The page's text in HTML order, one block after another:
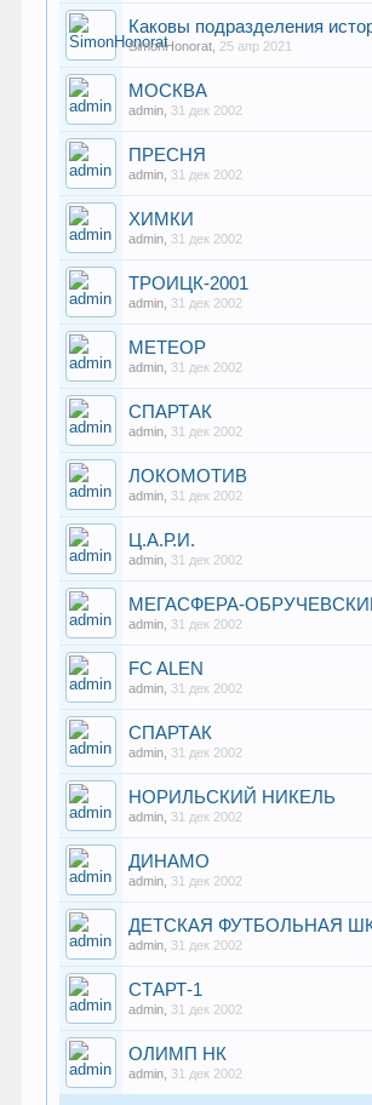
Каковы подразделения
SimonHonorat 25 апр 2021
МОСКВА
admin 31 дек 2002
ПРЕСНЯ
admin 31 дек 2002
ХИМКИ
admin 31 дек 2002
ТРОИЦК-2001
admin 31 дек 2002
МЕТЕОР
admin 31 дек 2002
СПАРТАК
admin 31 дек 2002
ЛОКОМОТИВ
admin 31 дек 2002
Ц.А.Р.И.
admin 31 дек 2002
МЕГАСФЕРА-
admin 31 дек 2002
FC ALEN
admin 31 дек 2002
СПАРТАК
admin 31 дек 2002
НОРИЛЬСКИЙ НИКЕЛЬ
admin 31 дек 2002
ДИНАМО
admin 31 дек 2002
ДЕТСКАЯ ФУТБОЛЬНАЯ
admin 31 дек 2002
СТАРТ-1
admin 31 дек 2002
ОЛИМП НК
admin 31 дек 2002